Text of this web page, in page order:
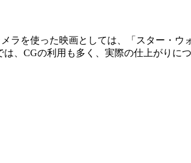
ラを使った映画としては、「スター・ウ
、CGの利用も多く、実際の仕上がりに